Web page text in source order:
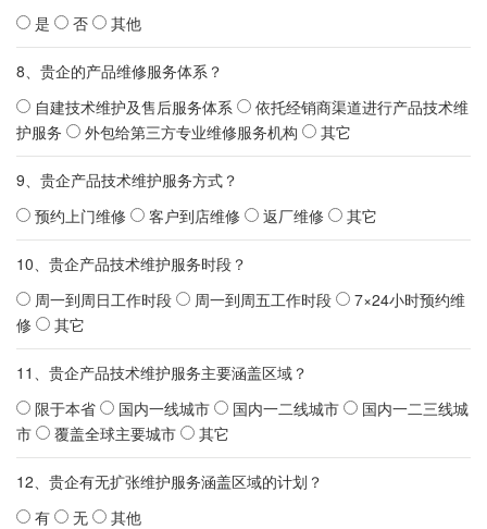
是
否 其他
8、贵企的产品维修服务体系？
自建技术维护及售后服务体系
依托经销商渠道进行产品技术维
护服务
外包给第三方专业维修服务机构 其它
9、贵企产品技术维护服务方式？
预约上门维修
客户到店维修 返厂维修 其它
10、贵企产品技术维护服务时段？
周一到周日工作时段
周一到周五工作时段
7×24小时预约维
修
其它
11、贵企产品技术维护服务主要涵盖区域？
限于本省
国内一线城市 国内一二线城市
国内一二三线城
市
覆盖全球主要城市 其它
12、贵企有无扩张维护服务涵盖区域的计划？
有
无 其他